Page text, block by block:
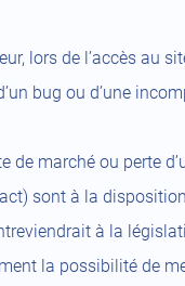
lors de l’accès au
bug ou d’une
marché ou perte
sont à la
à la
la possibilité de